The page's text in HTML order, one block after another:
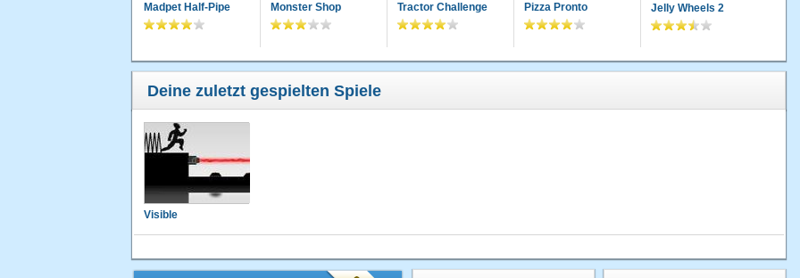
Madpet Half-Pipe Monster Shop Tractor Challenge Pizza Pronto Jelly Wheels 2
Deine zuletzt gespielten Spiele
Visible